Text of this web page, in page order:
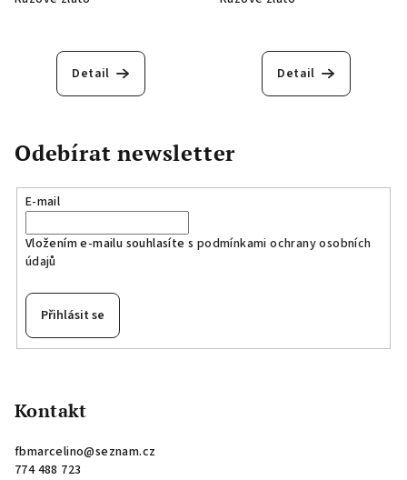
Detail Detail
Odebírat newsletter
E-mail
Vložením e-mailu souhlasíte s podmínkami ochrany osobních
údajů
Přihlásit se
Kontakt
fbmarcelino@seznam.cz
774 488 723